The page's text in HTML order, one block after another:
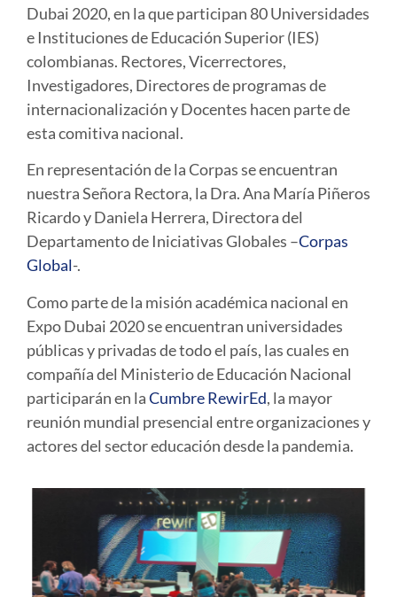
Dubai 2020, en la que participan 80 Universidades
e Instituciones de Educación Superior (IES)
colombianas. Rectores, Vicerrectores,
Investigadores, Directores de programas de
internacionalización y Docentes hacen parte de
esta comitiva nacional.
En representación de la Corpas se encuentran
nuestra Señora Rectora, la Dra. Ana María Piñeros
Ricardo y Daniela Herrera, Directora del
Departamento de Iniciativas Globales –Corpas
Global-.
Como parte de la misión académica nacional en
Expo Dubai 2020 se encuentran universidades
públicas y privadas de todo el país, las cuales en
compañía del Ministerio de Educación Nacional
participarán en laCumbre RewirEd, la mayor
reunión mundial presencial entre organizaciones y
actores del sector educación desde la pandemia.